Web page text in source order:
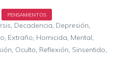
, Decadencia, Depresión,
, Extraño, Homicida, Mental,
, Oculto, Reflexión, Sinsentido,